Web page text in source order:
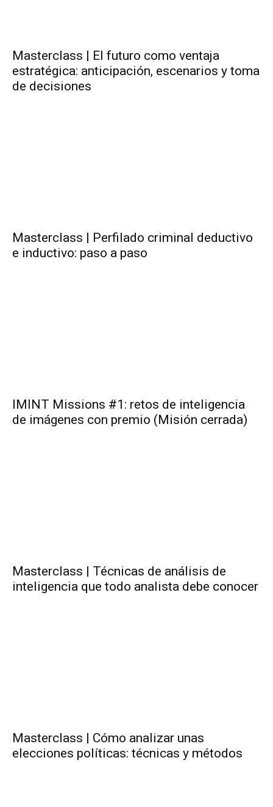
Masterclass | El futuro como ventaja
estratégica: anticipación, escenarios y toma
de decisiones
Masterclass | Perfilado criminal deductivo
e inductivo: paso a paso
IMINT Missions #1: retos de inteligencia
de imágenes con premio (Misión cerrada)
Masterclass | Técnicas de análisis de
inteligencia que todo analista debe conocer
Masterclass | Cómo analizar unas
elecciones políticas: técnicas y métodos